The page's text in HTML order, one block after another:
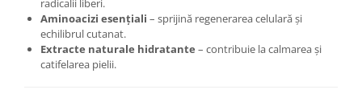
radicalii liberi.
Aminoacizi esențiali – sprijină regenerarea celulară și
echilibrul cutanat.
Extracte naturale hidratante – contribuie la calmarea și
catifelarea pielii.